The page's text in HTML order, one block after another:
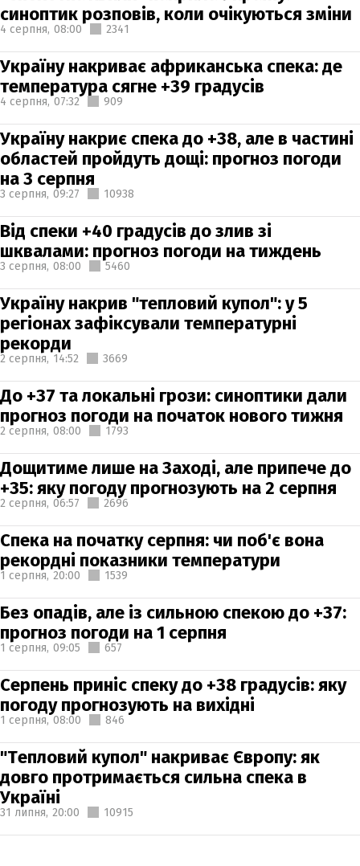
синоптик розповів, коли очікуються зміни
4 серпня, 08:00 2341
Україну накриває африканська спека: де
температура сягне +39 градусів
4 серпня, 07:32 909
Україну накриє спека до +38, але в частині
областей пройдуть дощі: прогноз погоди
на 3 серпня
3 серпня, 09:27 10938
Від спеки +40 градусів до злив зі
шквалами: прогноз погоди на тиждень
3 серпня, 08:00 5460
Україну накрив "тепловий купол": у 5
регіонах зафіксували температурні
рекорди
2 серпня, 14:52 3669
До +37 та локальні грози: синоптики дали
прогноз погоди на початок нового тижня
2 серпня, 08:00 1793
Дощитиме лише на Заході, але припече до
+35: яку погоду прогнозують на 2 серпня
2 серпня, 06:57 2696
Спека на початку серпня: чи поб'є вона
рекордні показники температури
1 серпня, 20:00 1539
Без опадів, але із сильною спекою до +37:
прогноз погоди на 1 серпня
1 серпня, 09:05 657
Серпень приніс спеку до +38 градусів: яку
погоду прогнозують на вихідні
1 серпня, 08:00 846
"Тепловий купол" накриває Європу: як
довго протримається сильна спека в
Україні
31 липня, 20:00 10915